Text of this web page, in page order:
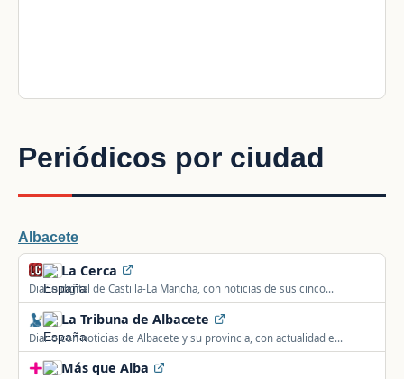
Periódicos por ciudad
Albacete
La Cerca
Diario digital de Castilla-La Mancha, con noticias de sus cinco
provincias.
La Tribuna de Albacete
Diario con noticias de Albacete y su provincia, con actualidad e
información local.
Más que Alba